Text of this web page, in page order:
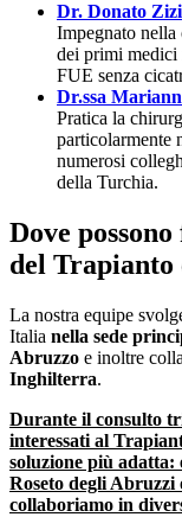
Dr. Donato Zizi
Impegnato
dei primi medici
FUE senza
Dr.ssa
Pratica la
particolarmente
numerosi
della Turchia.
Dove
del Trapianto
La nostra equipe
Italia nella sede
Abruzzo e inoltre
Inghilterra.
Durante il consulto
interessati al
soluzione più adatta:
Roseto degli
collaboriamo in